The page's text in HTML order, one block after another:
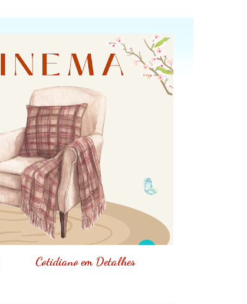
Cotidiano em Detalhes